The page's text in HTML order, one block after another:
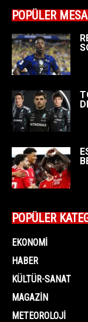
POPÜLER
POPÜLER
EKONOMI
HABER
KÜLTÜR-SANAT
MAGAZIN
METEOROLOJI